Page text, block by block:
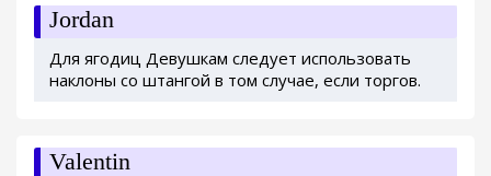
Jordan
Для ягодиц Девушкам следует использовать
наклоны со штангой в том случае, если торгов.
Valentin